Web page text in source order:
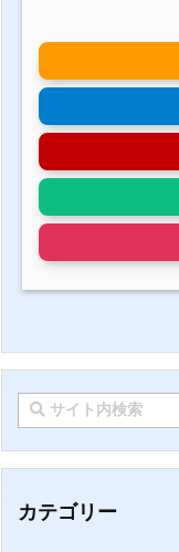
カテゴリー